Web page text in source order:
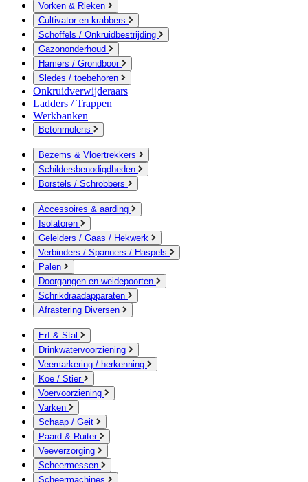
Vorken & Rieken
Cultivator en krabbers
Schoffels / Onkruidbestrijding
Gazononderhoud
Hamers / Grondboor
Sledes / toebehoren
Onkruidverwijderaars
Ladders / Trappen
Werkbanken
Betonmolens
Bezems & Vloertrekkers
Schildersbenodigdheden
Borstels / Schrobbers
Accessoires & aarding
Isolatoren
Geleiders / Gaas / Hekwerk
Verbinders / Spanners / Haspels
Palen
Doorgangen en weidepoorten
Schrikdraadapparaten
Afrastering Diversen
Erf & Stal
Drinkwatervoorziening
Veemarkering-/ herkenning
Koe / Stier
Voervoorziening
Varken
Schaap / Geit
Paard & Ruiter
Veeverzorging
Scheermessen
Scheermachines